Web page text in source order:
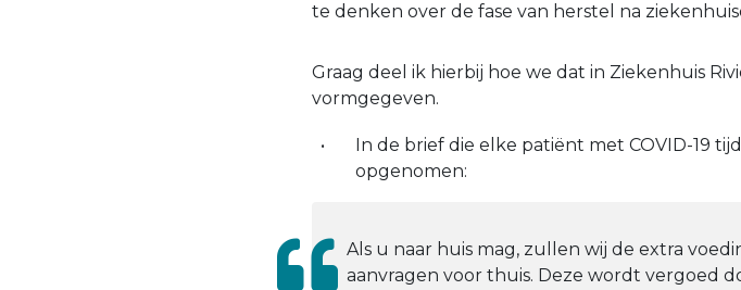
te denken over de fase van herstel na
Graag deel ik hierbij hoe we dat in Ziekenhuis
vormgegeven.
In de brief die elke patiënt met COVID-19
opgenomen:
Als u naar huis mag, zullen wij de extra
aanvragen voor thuis. Deze wordt vergoed